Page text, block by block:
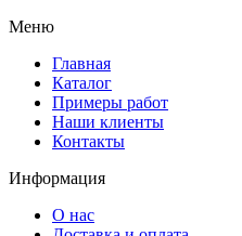
Меню
Главная
Каталог
Примеры работ
Наши клиенты
Контакты
Информация
О нас